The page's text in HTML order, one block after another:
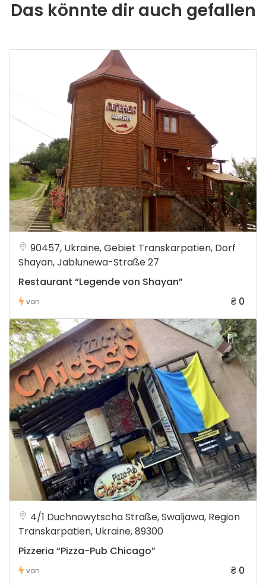
Das könnte dir auch gefallen
90457, Ukraine, Gebiet Transkarpatien, Dorf
Shayan, Jablunewa-Straße 27
Restaurant “Legende von Shayan”
von ₴ 0
4/1 Duchnowytscha Straße, Swaljawa, Region
Transkarpatien, Ukraine, 89300
Pizzeria “Pizza-Pub Chicago”
von ₴ 0